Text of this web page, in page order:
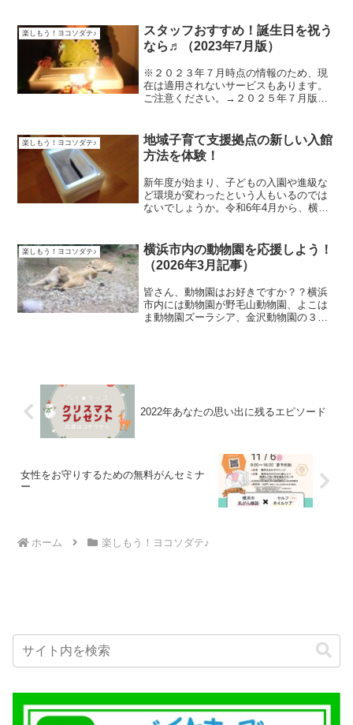
えて普段からできること②」の続編で
す。「おうちを避難所...
楽しもう！ヨコソダテ♪
スタッフおすすめ！誕生日を祝う
なら♬（2023年7月版）
※２０２３年７月時点の情報のため、現
在は適用されないサービスもあります。
ご注意ください。→２０２５年７月版は
になってから何年という節目の日になる
ので、家族でお祝いしたい...
楽しもう！ヨコソダテ♪
地域子育て支援拠点の新しい入館
方法を体験！
新年度が始まり、子どもの入園や進級な
ど環境が変わったという人もいるのでは
ないでしょうか。令和6年4月から、横浜
育て情報スポットのスタッフが新しいシ
ステムを使って入館して...
楽しもう！ヨコソダテ♪
横浜市内の動物園を応援しよう！
（2026年3月記事）
皆さん、動物園はお好きですか？？横浜
市内には動物園が野毛山動物園、よこは
ま動物園ズーラシア、金沢動物園の３園
2022年あなたの思い出に残るエピソード
女性をお守りするための無料がんセミナ
ー
ホーム 楽しもう！ヨコソダテ♪